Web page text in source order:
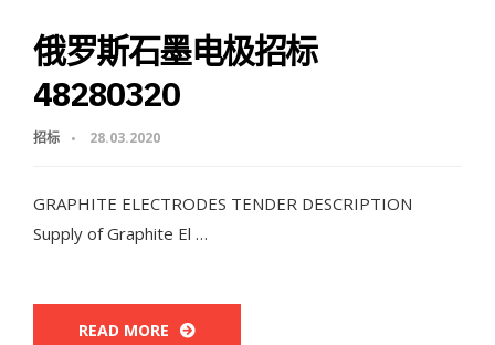
俄罗斯石墨电极招标
48280320
招标 28.03.2020
GRAPHITE ELECTRODES TENDER DESCRIPTION
Supply of Graphite El …
READ MORE